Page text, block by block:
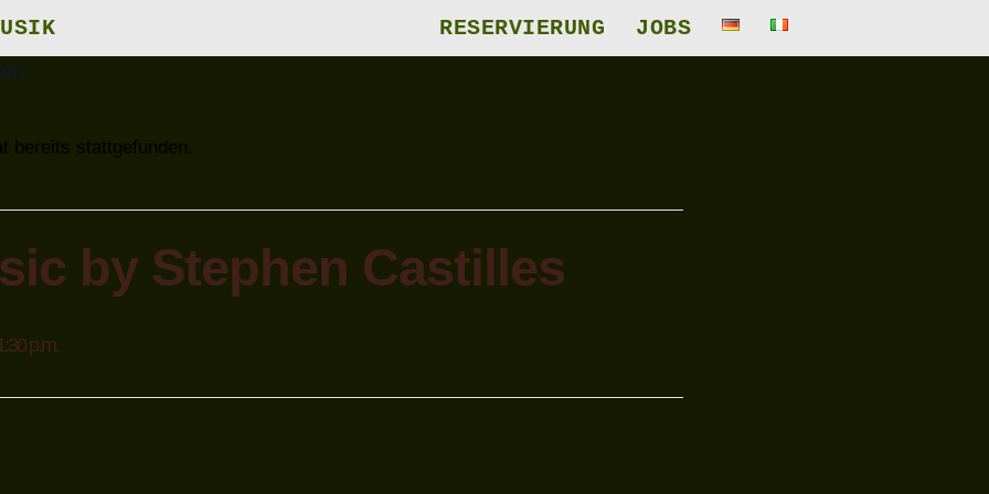
RESERVIERUNG JOBS
bereits stattgefunden.
by Stephen Castilles
p.m.